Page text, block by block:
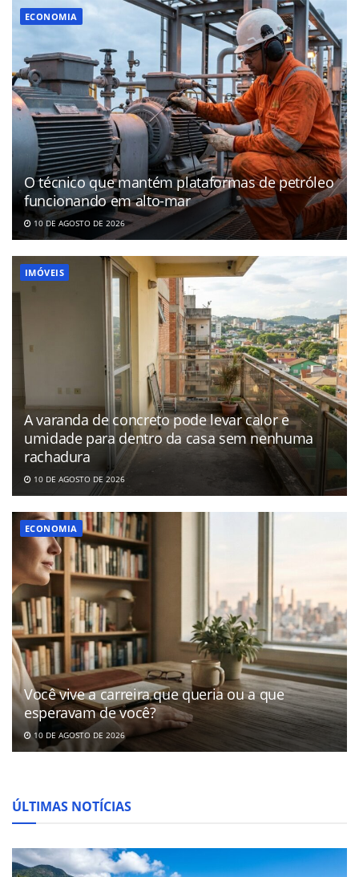
ECONOMIA
O técnico que mantém plataformas de petróleo
funcionando em alto-mar
10 DE AGOSTO DE 2026
IMÓVEIS
A varanda de concreto pode levar calor e
umidade para dentro da casa sem nenhuma
rachadura
10 DE AGOSTO DE 2026
ECONOMIA
Você vive a carreira que queria ou a que
esperavam de você?
10 DE AGOSTO DE 2026
ÚLTIMAS NOTÍCIAS